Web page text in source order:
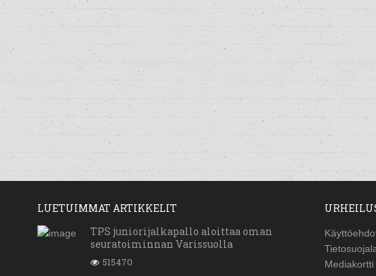
LUETUIMMAT ARTIKKELIT
TPS juniorijalkapallo aloittaa oman
seuratoiminnan Varissuolla
515470
Mediakortti